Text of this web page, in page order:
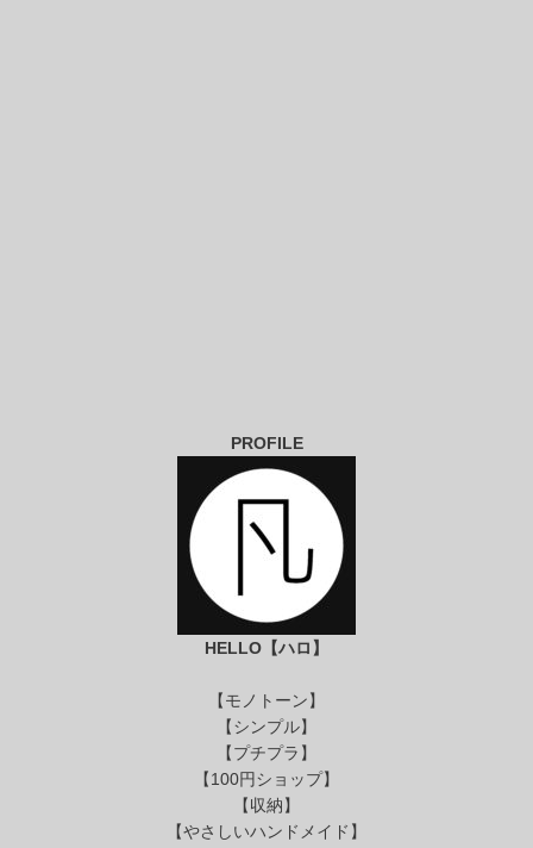
PROFILE
HELLO【ハロ】
【モノトーン】
【シンプル】
【プチプラ】
【100円ショップ】
【収納】
【やさしいハンドメイド】